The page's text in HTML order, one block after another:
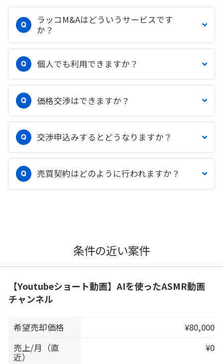
ラッコM&Aはどういうサービスです
か？
個人でも利用できますか？
価格交渉はできますか？
交渉申込みするとどうなりますか？
売買契約はどのように行われますか？
条件の近い案件
【Youtubeショート動画】AIを使ったASMR動画
チャンネル
希望売却価格
¥80,000
売上/月（直
近）
¥0